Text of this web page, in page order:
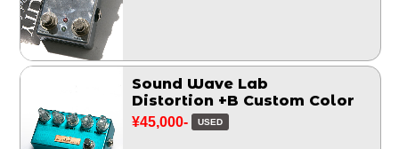
Sound Wave Lab
Distortion +B Custom Color
¥45,000- USED